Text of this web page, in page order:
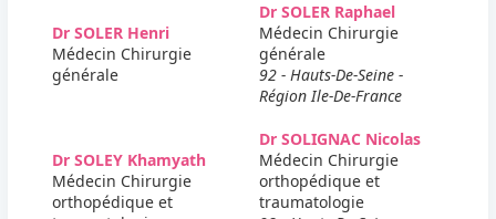
Dr SOLER Henri
Médecin Chirurgie
générale
Dr SOLER Raphael
Médecin Chirurgie
générale
92 - Hauts-De-Seine -
Région Ile-De-France
Dr SOLEY Khamyath
Médecin Chirurgie
orthopédique et
Dr SOLIGNAC Nicolas
Médecin Chirurgie
orthopédique et
traumatologie